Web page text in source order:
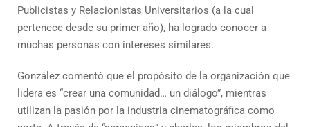
Publicistas y Relacionistas Universitarios (a la cual
pertenece desde su primer año), ha logrado conocer a
muchas personas con intereses similares.
González comentó que el propósito de la organización que
lidera es “crear una comunidad… un diálogo”, mientras
utilizan la pasión por la industria cinematográfica como